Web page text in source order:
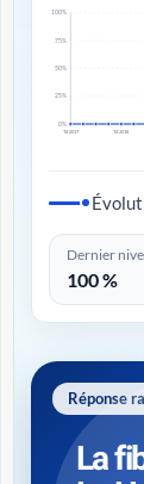
0%
25%
50%
75%
100%
T4 2017 T4 2018
Dernier
100 %
Réponse
La